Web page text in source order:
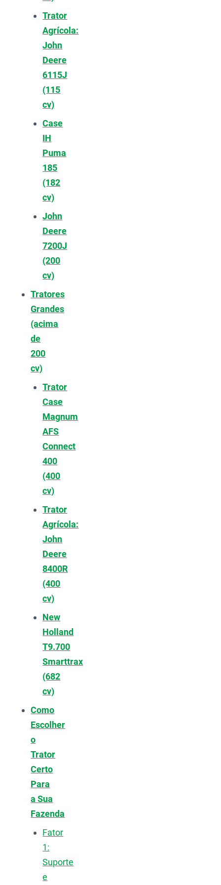
Trator
Agrícola:
John
Deere
6115J
(115
cv)
Case
IH
Puma
185
(182
cv)
John
Deere
7200J
(200
cv)
Tratores
Grandes
(acima
de
200
cv)
Trator
Case
Magnum
AFS
Connect
400
(400
cv)
Trator
Agrícola:
John
Deere
8400R
(400
cv)
New
Holland
T9.700
Smarttrax
(682
cv)
Como
Escolher
o
Trator
Certo
Para
a Sua
Fazenda
Fator
1:
Suporte
e